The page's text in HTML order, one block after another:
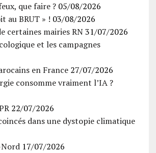
que faire ? 05/08/2026
au BRUT » ! 03/08/2026
certaines mairies RN 31/07/2026
et les campagnes
en France 27/07/2026
consomme vraiment l’IA ?
22/07/2026
dans une dystopie climatique
17/07/2026